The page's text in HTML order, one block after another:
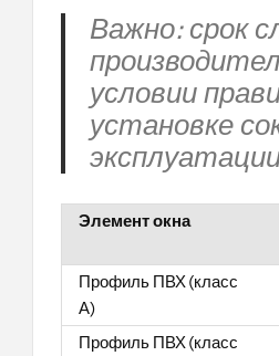
Важно: срок
условии
установке
Элемент окна
Профиль ПВХ (класс
А)
Профиль ПВХ (класс